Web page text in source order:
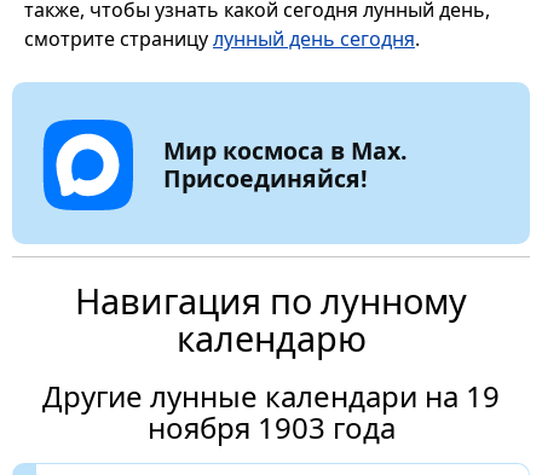
также, чтобы узнать какой сегодня лунный день,
смотрите страницулунный день сегодня.
Мир космоса в Max.
Присоединяйся!
Навигация по лунному
календарю
Другие лунные календари на 19
ноября 1903 года